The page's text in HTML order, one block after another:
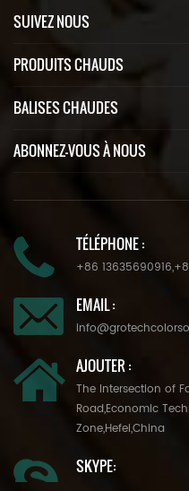
SUIVEZ NOUS
PRODUITS CHAUDS
BALISES CHAUDES
ABONNEZ-VOUS À NOUS
TÉLÉPHONE :
+86 13635690916,
EMAIL :
AJOUTER :
The Intersection of
Road,Economic
Zone,Hefei,China
SKYPE: